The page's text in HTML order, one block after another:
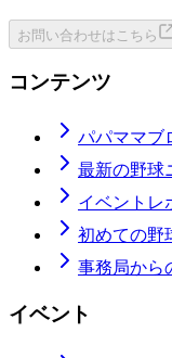
お問い合わせはこちら
コンテンツ
パパママブ
最新の野球
イベントレ
初めての野
事務局から
イベント